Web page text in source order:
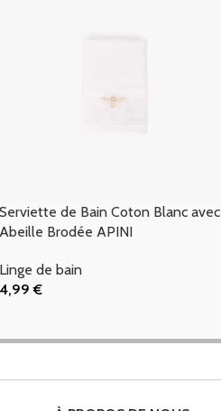
Serviette de Bain Coton Blanc avec
Abeille Brodée APINI
Linge de bain
4,99€